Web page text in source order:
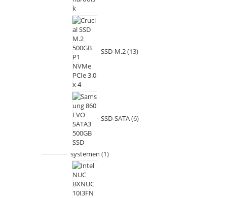
SSD-M.2 13
SSD-SATA 6
systemen 1